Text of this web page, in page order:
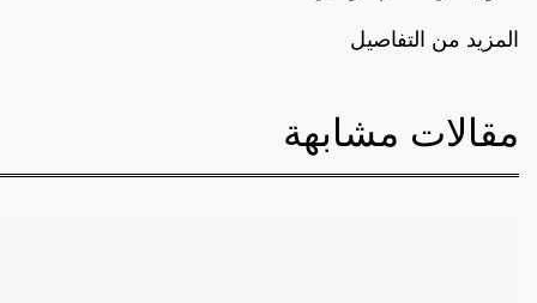
المزيد من التفاصيل
مقالات مشابهة